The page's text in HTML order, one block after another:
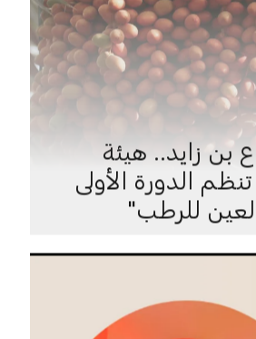
بن زايد.. هيئة
الدورة الأولى
للرطب"